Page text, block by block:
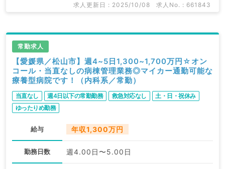
求人更新日 : 2025/10/08 求人No. : 661843
常勤求人
【愛媛県／松山市】週4~5日1,300~1,700万円☆オン
コール・当直なしの病棟管理業務◎マイカー通勤可能な
療養型病院です！（内科系／常勤）
当直なし 週4日以下の常勤勤務 救急対応なし
土・日・祝休み
ゆったりめ勤務
給与 年収1,300万円
勤務日数 週4.00日〜5.00日